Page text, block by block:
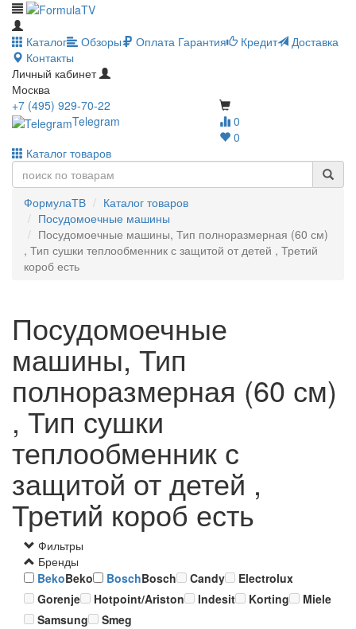
Каталог Обзоры Оплата Гарантия Кредит
Доставка
Контакты
Личный кабинет
Москва
0
0
+7 (495) 929-70-22
Telegram
Каталог товаров
ФормулаТВ
Каталог товаров
Посудомоечные машины
Посудомоечные машины, Тип полноразмерная (60 см)
, Тип сушки теплообменник с защитой от детей , Третий
короб есть
Посудомоечные
машины, Тип
полноразмерная (60 см)
, Тип сушки
теплообменник с
защитой от детей ,
Третий короб есть
Фильтры
Бренды
BekoBeko BoschBosch Candy
Electrolux
Gorenje
Hotpoint/Ariston Indesit Korting
Miele
Samsung
Smeg